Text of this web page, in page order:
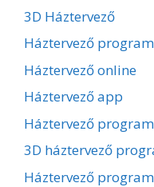
3D Háztervező
Háztervező
Háztervező online
Háztervező app
Háztervező
3D háztervező
Háztervező